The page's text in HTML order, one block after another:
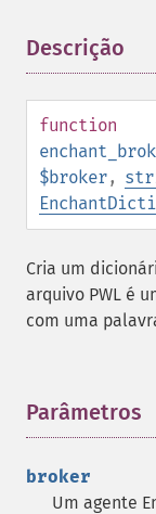
Descrição
function
$broker,
Cria um
arquivo PWL é
com uma
Parâmetros
broker
Um agente